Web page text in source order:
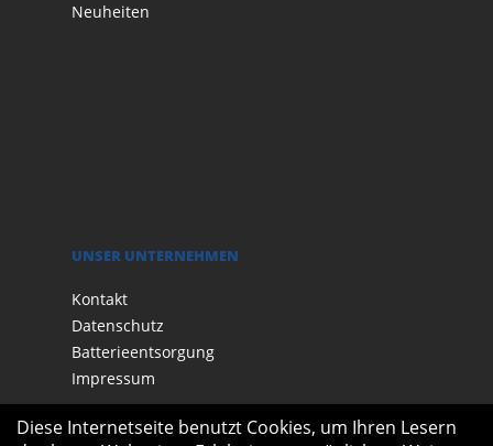
Neuheiten
UNSER UNTERNEHMEN
Kontakt
Datenschutz
Batterieentsorgung
Impressum
Diese Internetseite benutzt Cookies, um Ihren Lesern